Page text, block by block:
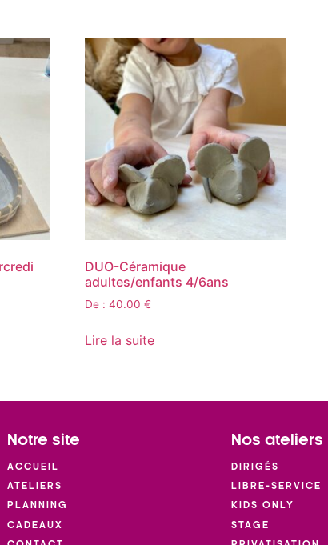
DUO-Céramique
adultes/enfants 4/6ans
De : 40.00 €
Lire la suite
Notre site
ACCUEIL
ATELIERS
PLANNING
CADEAUX
Nos ateliers
DIRIGÉS
LIBRE-SERVICE
KIDS ONLY
STAGE